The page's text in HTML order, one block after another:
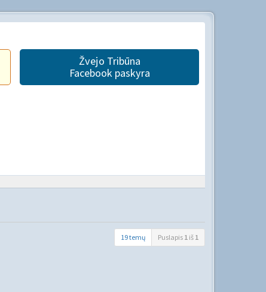
Žvejo Tribūna
Facebook paskyra
19 temų Puslapis 1 iš 1